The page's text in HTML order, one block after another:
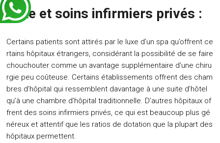
Luxe et soins infirmiers privés :
Certains patients sont attirés par le luxe d’un spa qu’offrent ce
rtains hôpitaux étrangers, considérant la possibilité de se faire
chouchouter comme un avantage supplémentaire d’une chiru
rgie peu coûteuse. Certains établissements offrent des cham
bres d’hôpital qui ressemblent davantage à une suite d’hôtel
qu’à une chambre d’hôpital traditionnelle. D’autres hôpitaux of
frent des soins infirmiers privés, ce qui est beaucoup plus gé
néreux et attentif que les ratios de dotation que la plupart des
hôpitaux permettent.